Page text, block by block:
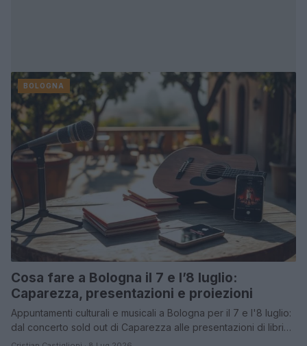
BOLOGNA
Cosa fare a Bologna il 7 e l’8 luglio:
Caparezza, presentazioni e proiezioni
Appuntamenti culturali e musicali a Bologna per il 7 e l'8 luglio:
dal concerto sold out di Caparezza alle presentazioni di libri…